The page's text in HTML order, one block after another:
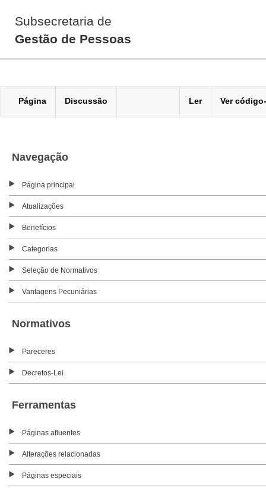
Subsecretaria de
Gestão de Pessoas
Página Discussão Ler Ver
Navegação
Página principal
Atualizações
Benefícios
Categorias
Seleção de Normativos
Vantagens Pecuniárias
Normativos
Pareceres
Decretos-Lei
Ferramentas
Páginas afluentes
Alterações relacionadas
Páginas especiais